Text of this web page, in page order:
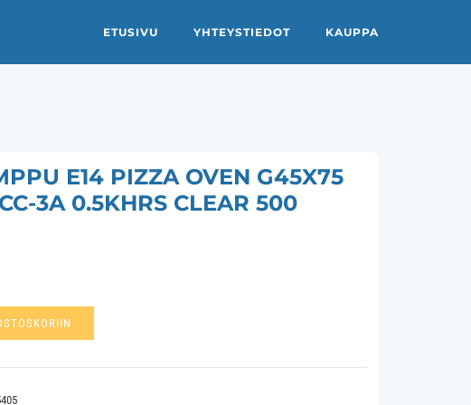
ETUSIVU YHTEYSTIEDOT KAUPPA
E14 PIZZA OVEN G45X75
3A 0.5KHRS CLEAR 500